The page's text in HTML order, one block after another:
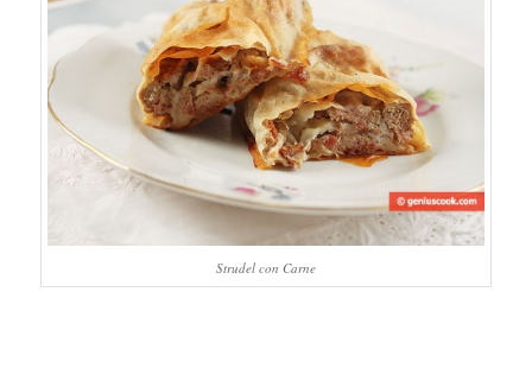
Strudel con Carne